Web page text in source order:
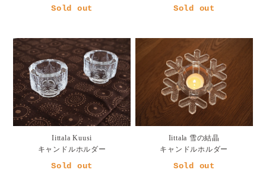
Sold out Sold out
Iittala Kuusi
キャンドルホルダー
Sold out
Iittala 雪の結晶
キャンドルホルダー
Sold out